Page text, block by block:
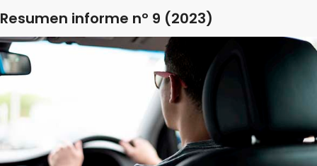
Resumen informe nº 9 (2023)